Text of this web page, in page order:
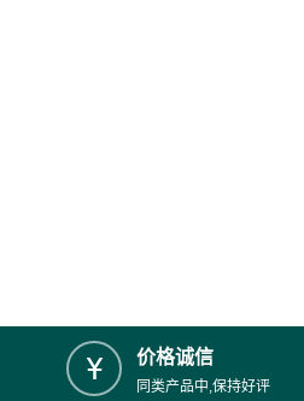
价格诚信
同类产品中,保持好评